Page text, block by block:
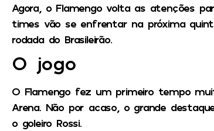
Agora, o Flamengo volta as atenções
times vão se enfrentar na próxima
rodada do Brasileirão.
O jogo
O Flamengo fez um primeiro tempo
Arena. Não por acaso, o grande
o goleiro Rossi.